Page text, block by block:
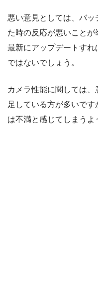
悪い意見としては、バ
た時の反応が悪いこと
最新にアップデートすれ
ではないでしょう。
カメラ性能に関しては
足している方が多いで
は不満と感じてしまうよ